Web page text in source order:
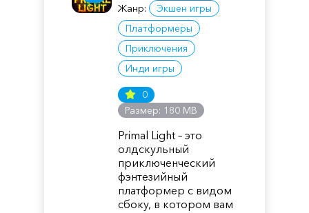
Жанр:
Экшен игры
Платформеры
Приключения
Инди игры
0
Размер: 180 MB
Primal Light – это
олдскульный
приключенческий
фэнтезийный
платформер с видом
сбоку, в котором вам